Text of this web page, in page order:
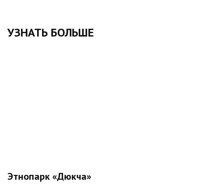
УЗНАТЬ БОЛЬШЕ
Этнопарк «Дюкча»